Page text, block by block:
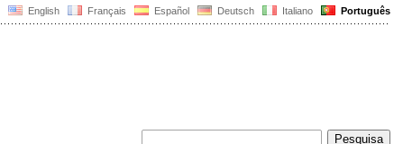
English Français Español Deutsch Italiano Português